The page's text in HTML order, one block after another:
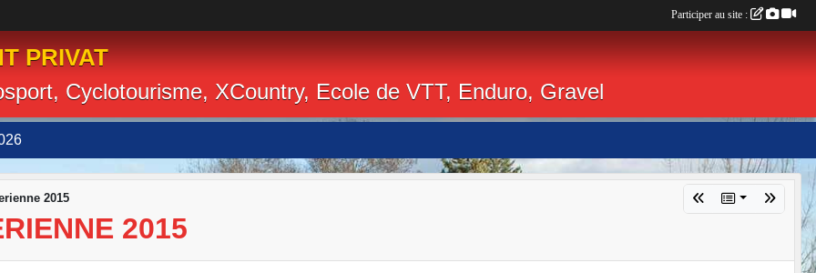
PRIVAT
Cyclotourisme, XCountry, Ecole de VTT, Enduro, Gravel
2015
2015
Participer au site :